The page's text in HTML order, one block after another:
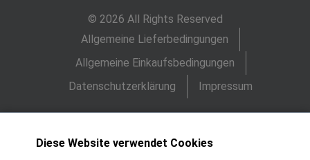
© 2026 All Rights Reserved
Allgemeine Lieferbedingungen
Allgemeine Einkaufsbedingungen
Datenschutzerklärung
Impressum
Diese Website verwendet Cookies